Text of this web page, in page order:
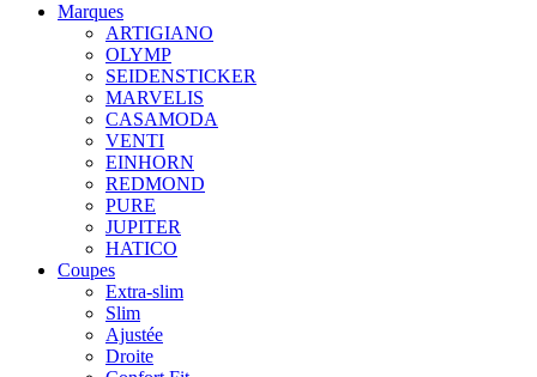
Marques
ARTIGIANO
OLYMP
SEIDENSTICKER
MARVELIS
CASAMODA
VENTI
EINHORN
REDMOND
PURE
JUPITER
HATICO
Coupes
Extra-slim
Slim
Ajustée
Droite